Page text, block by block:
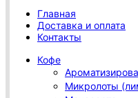
Главная
Доставка и оплата
Контакты
Кофе
Микролоты